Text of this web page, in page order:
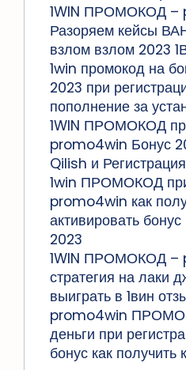
1WIN ПРОМОКОД –
Разоряем кейсы
взлом взлом 2023
1win промокод на
2023 при
пополнение за
1WIN ПРОМОКОД
promo4win Бонус
Qilish и
1win ПРОМОКОД при
promo4win как
активировать бонус
2023
1WIN ПРОМОКОД –
стратегия на лаки
выиграть в 1вин
promo4win
деньги при
бонус как получить